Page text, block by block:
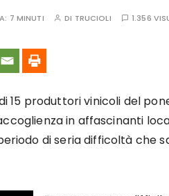
7 MINUTI DI TRUCIOLI 1.356
15 produttori vinicoli del
in affascinanti
di seria difficoltà che